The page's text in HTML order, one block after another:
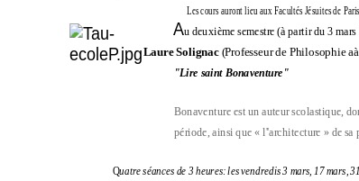
Les cours auront lieu aux Facultés Jésuites de Paris
Au deuxième semestre (à partir du 3
Laure Solignac (Professeur de Philosophie
"Lire saintBonaventure"
Bonaventure est un auteur scolastique,
période, ainsi que « l''architecture » de
Quatre séances de 3 heures: les vendredis 3 mars, 17 mars,